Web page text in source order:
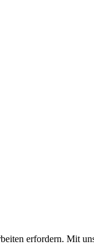
erfordern. Mit